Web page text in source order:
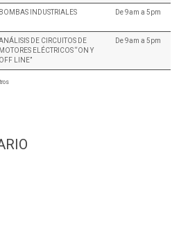
BOMBAS INDUSTRIALES De 9am a 5pm
DE CIRCUITOS DE
MOTORES ELÉCTRICOS “ON Y
OFF LINE”
De 9am a 5pm